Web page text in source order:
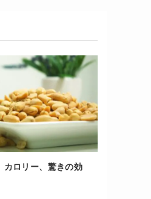
カロリー、驚きの効